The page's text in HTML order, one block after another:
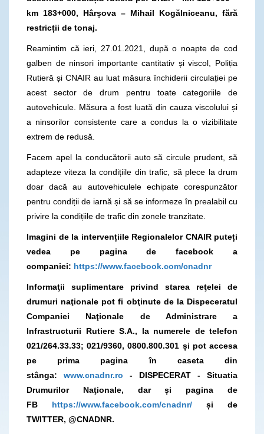
km 183+000, Hârșova – Mihail Kogălniceanu, fără
restricții de tonaj.
Reamintim că ieri, 27.01.2021, după o noapte de cod
galben de ninsori importante cantitativ și viscol, Poliția
Rutieră și CNAIR au luat măsura închiderii circulației pe
acest sector de drum pentru toate categoriile de
autovehicule. Măsura a fost luată din cauza viscolului și
a ninsorilor consistente care a condus la o vizibilitate
extrem de redusă.
Facem apel la conducătorii auto să circule prudent, să
adapteze viteza la condițiile din trafic, să plece la drum
doar dacă au autovehiculele echipate corespunzător
pentru condiții de iarnă și să se informeze în prealabil cu
privire la condițiile de trafic din zonele tranzitate.
Imagini de la intervențiile Regionalelor CNAIR puteți
vedea pe pagina de facebook a
companiei: https://www.facebook.com/cnadnr
Informaţii suplimentare privind starea reţelei de
drumuri naţionale pot fi obţinute de la Dispeceratul
Companiei Naţionale de Administrare a
Infrastructurii Rutiere S.A., la numerele de telefon
021/264.33.33; 021/9360, 0800.800.301 și pot accesa
pe prima pagina în caseta din
stânga: www.cnadnr.ro - DISPECERAT - Situatia
Drumurilor Naţionale, dar și pagina de
FB https://www.facebook.com/cnadnr/ și de
TWITTER, @CNADNR.